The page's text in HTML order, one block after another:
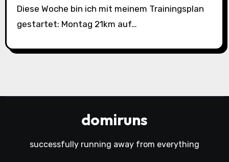
Diese Woche bin ich mit meinem Trainingsplan
gestartet: Montag 21km auf…
domiruns
successfully running away from everything